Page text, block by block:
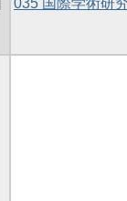
035 国際学術研